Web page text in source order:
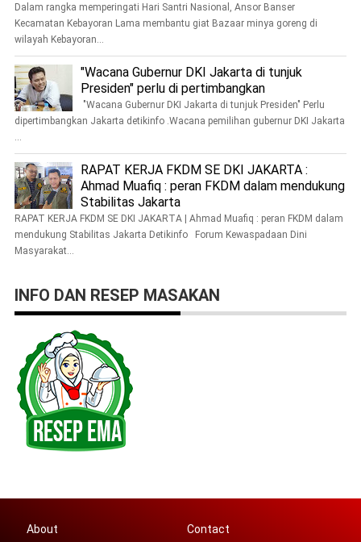
Dalam rangka memperingati Hari Santri Nasional, Ansor Banser
Kecamatan Kebayoran Lama membantu giat Bazaar minya goreng di
wilayah Kebayoran...
"Wacana Gubernur DKI Jakarta di tunjuk
Presiden" perlu di pertimbangkan
"Wacana Gubernur DKI Jakarta di tunjuk Presiden" Perlu
dipertimbangkan Jakarta detikinfo .Wacana pemilihan gubernur DKI Jakarta
...
RAPAT KERJA FKDM SE DKI JAKARTA :
Ahmad Muafiq : peran FKDM dalam mendukung
Stabilitas Jakarta
RAPAT KERJA FKDM SE DKI JAKARTA | Ahmad Muafiq : peran FKDM dalam
mendukung Stabilitas Jakarta Detikinfo Forum Kewaspadaan Dini
Masyarakat...
INFO DAN RESEP MASAKAN
About Contact